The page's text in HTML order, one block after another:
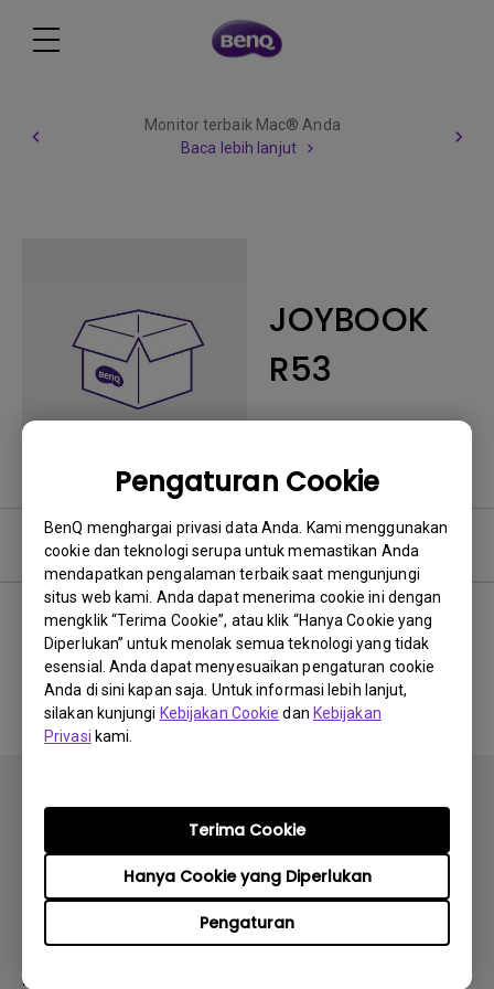
Pengaturan Cookie
BenQ menghargai privasi data Anda. Kami menggunakan
cookie dan teknologi serupa untuk memastikan Anda
mendapatkan pengalaman terbaik saat mengunjungi
situs web kami. Anda dapat menerima cookie ini dengan
mengklik “Terima Cookie”, atau klik “Hanya Cookie yang
Diperlukan” untuk menolak semua teknologi yang tidak
esensial. Anda dapat menyesuaikan pengaturan cookie
Anda di sini kapan saja. Untuk informasi lebih lanjut,
silakan kunjungi Kebijakan Cookie dan Kebijakan
Privasi kami.
Pengaturan
Hanya Cookie yang Diperlukan
Terima Cookie
Monitor terbaik Mac® Anda
Baca lebih lanjut
JOYBOOK
R53
Pertanyaan umum
Tidak ada FAQ terkait
Berlangganan
Produk